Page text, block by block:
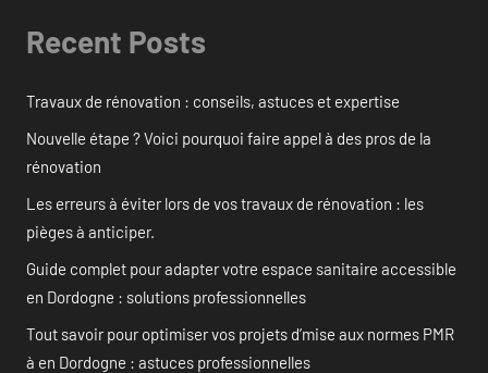
Recent Posts
Travaux de rénovation : conseils, astuces et expertise
Nouvelle étape ? Voici pourquoi faire appel à des pros de la
rénovation
Les erreurs à éviter lors de vos travaux de rénovation : les
pièges à anticiper.
Guide complet pour adapter votre espace sanitaire accessible
en Dordogne : solutions professionnelles
Tout savoir pour optimiser vos projets d’mise aux normes PMR
à en Dordogne : astuces professionnelles